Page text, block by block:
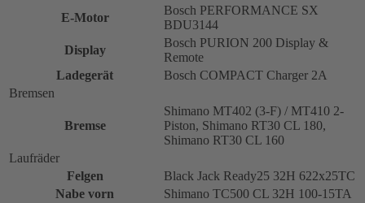
E-Motor
Bosch PERFORMANCE SX
BDU3144
Display
Bosch PURION 200 Display &
Remote
Ladegerät
Bosch COMPACT Charger 2A
Bremsen
Bremse
Shimano MT402 (3-F) / MT410 2-
Piston, Shimano RT30 CL 180,
Shimano RT30 CL 160
Laufräder
Felgen
Black Jack Ready25 32H 622x25TC
Nabe vorn
Shimano TC500 CL 32H 100-15TA